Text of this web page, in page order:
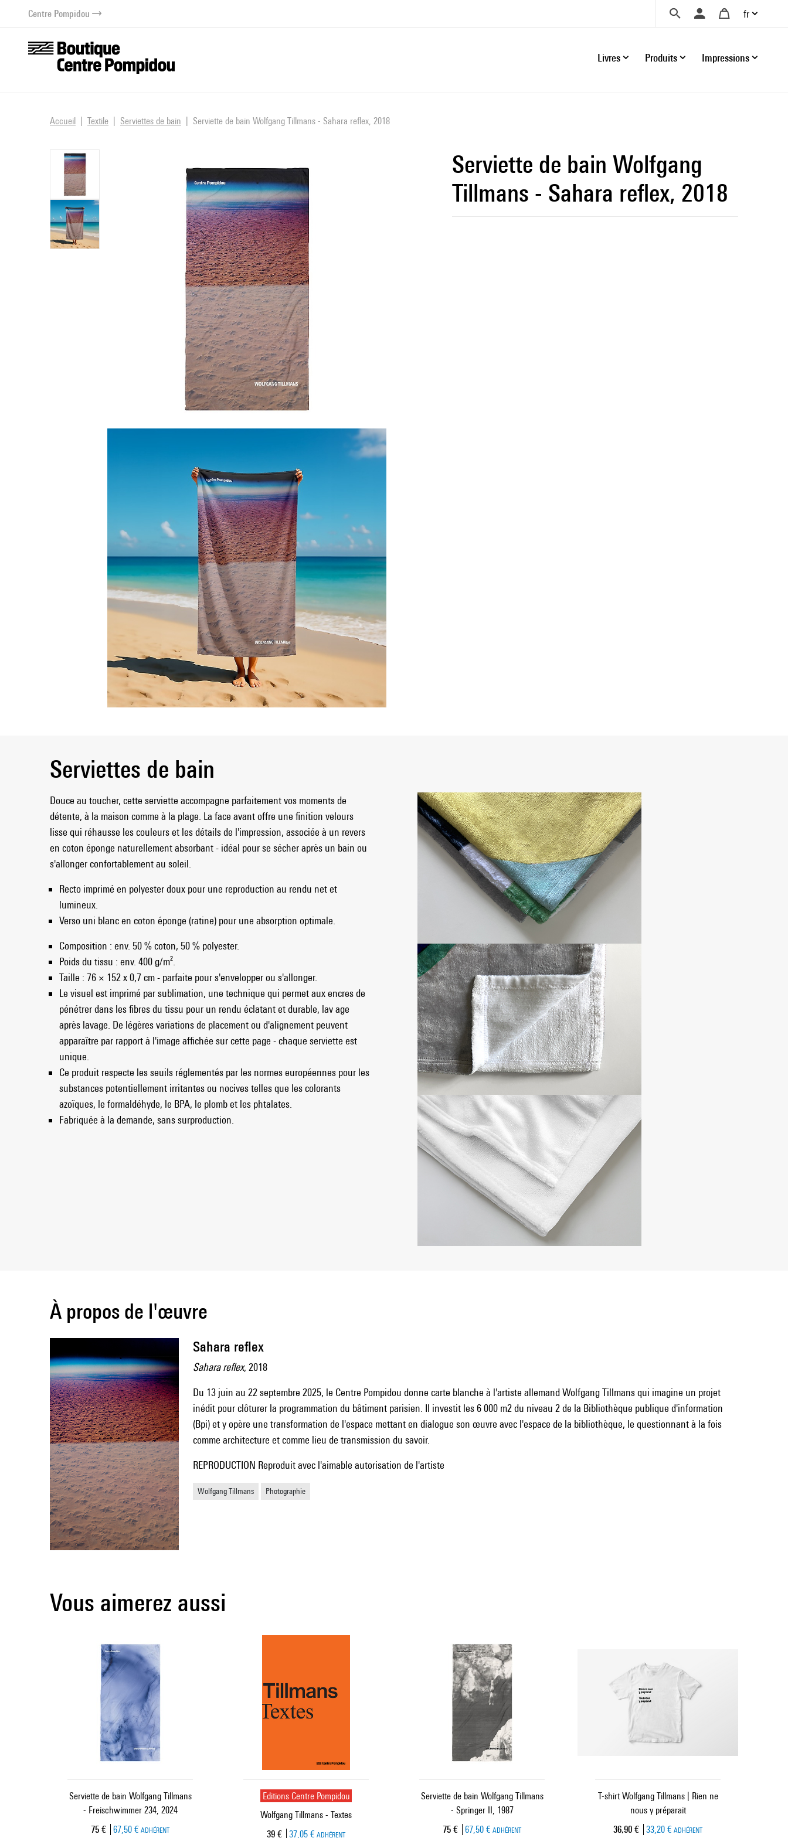
contenuCentre Pompidou fr
Livres Produits Impressions
Accueil Textile Serviettes de bain Serviette de bain Wolfgang Tillmans - Sahara reflex, 2018
Serviette de bain Wolfgang
Tillmans - Sahara reflex, 2018
Serviettes de bain
Douce au toucher, cette serviette accompagne parfaitement vos moments de
détente, à la maison comme à la plage. La face avant offre une finition velours
lisse qui réhausse les couleurs et les détails de l'impression, associée à un revers
en coton éponge naturellement absorbant - idéal pour se sécher après un bain ou
s'allonger confortablement au soleil.
Recto imprimé en polyester doux pour une reproduction au rendu net et
lumineux.
Verso uni blanc en coton éponge (ratine) pour une absorption optimale.
Composition : env. 50 % coton, 50 % polyester.
Poids du tissu : env. 400 g/m².
Taille : 76 × 152 x 0,7 cm - parfaite pour s'envelopper ou s'allonger.
Le visuel est imprimé par sublimation, une technique qui permet aux encres de
pénétrer dans les fibres du tissu pour un rendu éclatant et durable, lav age
après lavage. De légères variations de placement ou d'alignement peuvent
apparaître par rapport à l'image affichée sur cette page - chaque serviette est
unique.
Ce produit respecte les seuils réglementés par les normes européennes pour les
substances potentiellement irritantes ou nocives telles que les colorants
azoïques, le formaldéhyde, le BPA, le plomb et les phtalates.
Fabriquée à la demande, sans surproduction.
À propos de l'œuvre
Sahara reflex
Sahara reflex, 2018
Du 13 juin au 22 septembre 2025, le Centre Pompidou donne carte blanche à l'artiste allemand Wolfgang Tillmans qui imagine un projet
inédit pour clôturer la programmation du bâtiment parisien. Il investit les 6 000 m2 du niveau 2 de la Bibliothèque publique d'information
(Bpi) et y opère une transformation de l'espace mettant en dialogue son œuvre avec l'espace de la bibliothèque, le questionnant à la fois
comme architecture et comme lieu de transmission du savoir.
REPRODUCTION Reproduit avec l'aimable autorisation de l'artiste
Wolfgang Tillmans Photographie
Vous aimerez aussi
Serviette de bain Wolfgang Tillmans
- Freischwimmer 234, 2024
Prix ​​actuel
75 € 67,50 € ADHÉRENT
Editions Centre Pompidou
Wolfgang Tillmans - Textes
Prix ​​actuel
39 € 37,05 € ADHÉRENT
Serviette de bain Wolfgang Tillmans
- Springer II, 1987
Prix ​​actuel
75 € 67,50 € ADHÉRENT
T-shirt Wolfgang Tillmans | Rien ne
nous y préparait
Prix ​​actuel
36,90 € 33,20 € ADHÉRENT